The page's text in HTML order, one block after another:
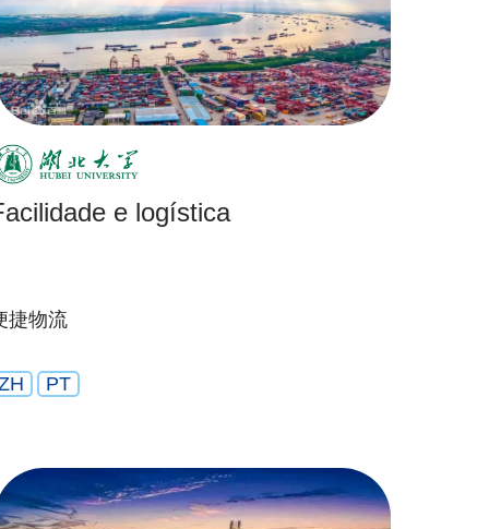
e logística
捷物流
PT